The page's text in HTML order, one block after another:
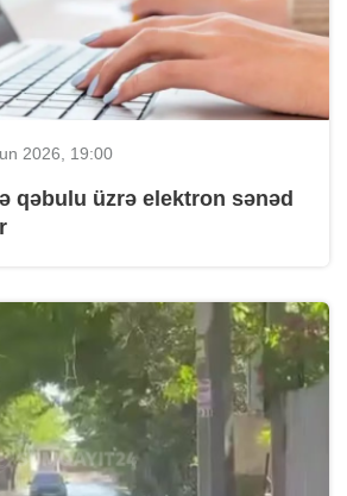
2026, 19:00
qəbulu üzrə elektron sənəd